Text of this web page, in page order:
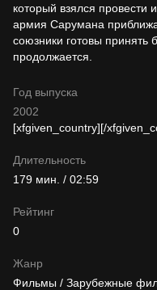
который взялся
армия Сарумана
союзники готовы принять
продолжается.
Год выпуска
2002
Жанр
Фильмы / Зарубежные
Длительность
179 мин. / 02:59
[xfgiven_country][/
Рейтинг
0